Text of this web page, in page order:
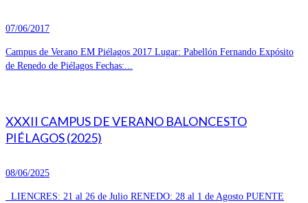
07/06/2017
Campus de Verano EM Piélagos 2017 Lugar: Pabellón Fernando Expósito
de Renedo de Piélagos Fechas:...
XXXII CAMPUS DE VERANO BALONCESTO
PIÉLAGOS (2025)
08/06/2025
LIENCRES: 21 al 26 de Julio RENEDO: 28 al 1 de Agosto PUENTE